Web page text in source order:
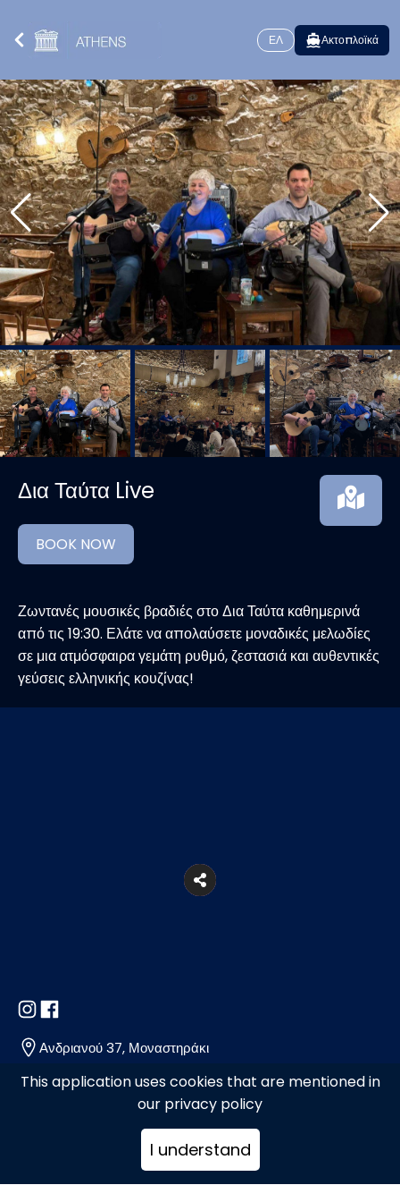
This application uses cookies that are mentioned in
our privacy policy
I understand
ΕΛ Ακτοπλοϊκά
Δια Ταύτα Live
BOOK NOW
Ζωντανές μουσικές βραδιές στο Δια Ταύτα καθημερινά
από τις 19:30. Ελάτε να απολαύσετε μοναδικές μελωδίες
σε μια ατμόσφαιρα γεμάτη ρυθμό, ζεστασιά και αυθεντικές
γεύσεις ελληνικής κουζίνας!
Ανδριανού 37, Μοναστηράκι
info@diatauta.com